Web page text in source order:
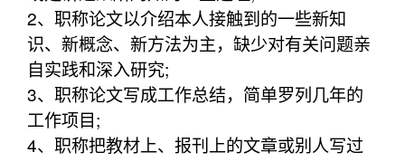
2、职称论文以介绍本人接触到的一些新知
识、新概念、新方法为主，缺少对有关问题亲
自实践和深入研究;
3、职称论文写成工作总结，简单罗列几年的
工作项目;
4、职称把教材上、报刊上的文章或别人写过